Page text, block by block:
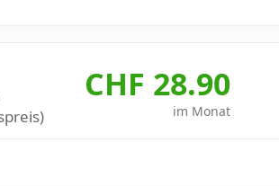
CHF 28.90
im Monat